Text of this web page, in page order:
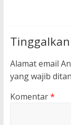
Alamat email
yang wajib
Komentar*